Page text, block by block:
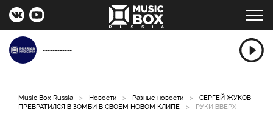
------------
Music Box Russia > Новости > Разные новости >
СЕРГЕЙ ЖУКОВ
ПРЕВРАТИЛСЯ В ЗОМБИ В СВОЕМ НОВОМ КЛИПЕ
> РУКИ ВВЕРХ